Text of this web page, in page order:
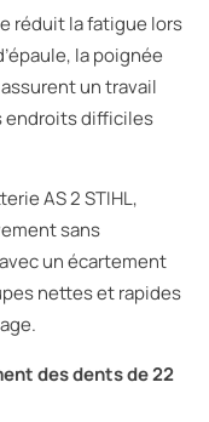
réduit la fatigue lors
la poignée
un travail
endroits difficiles
AS 2 STIHL,
sans
un écartement
nettes et rapides
des dents de 22